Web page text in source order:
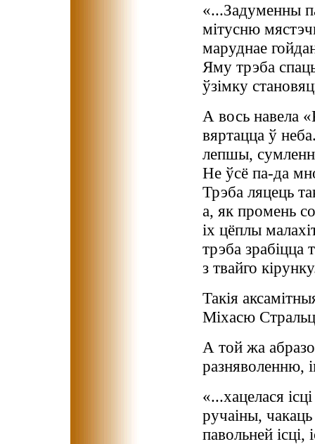
«...Задуменны
мітусню
маруднае
Яму трэба
ўзімку
А вось навела
вяртацца ў
лепшы,
Не ўсё па-да
Трэба ляцець
а, як промень
іх цёплы
трэба зрабіцца
з твайго
Такія
Міхасю
А той жа
разняволенню,
«...хацелася
ручаіны, чакаць
павольней ісці,